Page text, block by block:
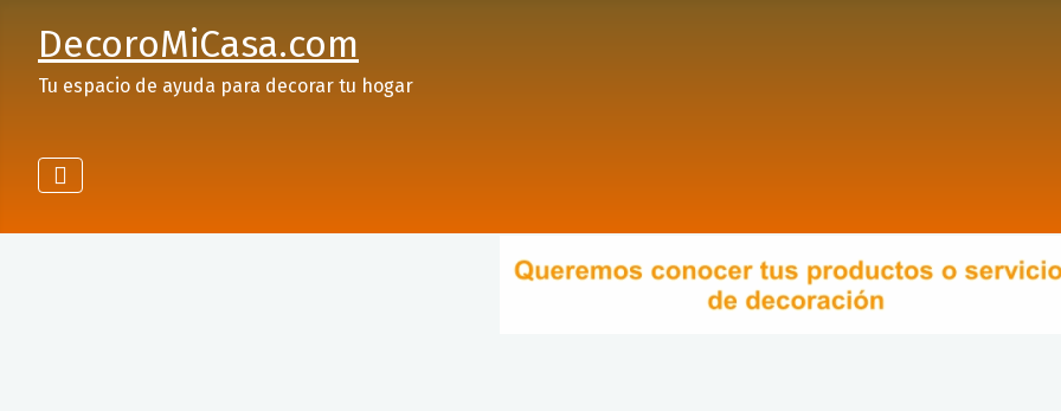
DecoroMiCasa.com
Tu espacio de ayuda para decorar tu hogar